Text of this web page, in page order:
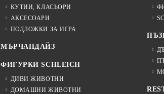
КУТИИ, КЛАСЬОРИ
АКСЕСОАРИ
ПОДЛОЖКИ ЗА ИГРА
МЪРЧАНДАЙЗ
ФИГУРКИ SCHLEICH
ДИВИ ЖИВОТНИ
ДОМАШНИ ЖИВОТНИ